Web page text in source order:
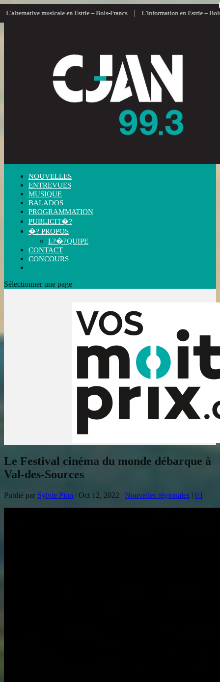
– Bois-Francs | L’information en Estrie – Bois-Francs depuis 1972 |
NOUVELLES
ENTREVUES
MUSIQUE
BALADOS
PROGRAMMATION
PUBLICIT�?
�? PROPOS
L?�?QUIPE
CONTACT
CONCOURS
Sélectionner une page
Le Festival cinéma du monde débarque à
Val-des-Sources
Publié par Sylvie Pion | Oct 12, 2022 | Nouvelles régionales | 0 |